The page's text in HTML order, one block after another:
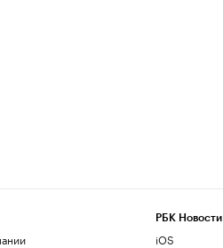
РБК Новости
iOS